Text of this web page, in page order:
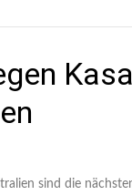
sind die